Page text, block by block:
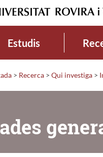
Estudis
> Recerca > Qui investiga >